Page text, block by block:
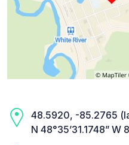
48.5920, -85.2765
N 48°35’31.1748” W